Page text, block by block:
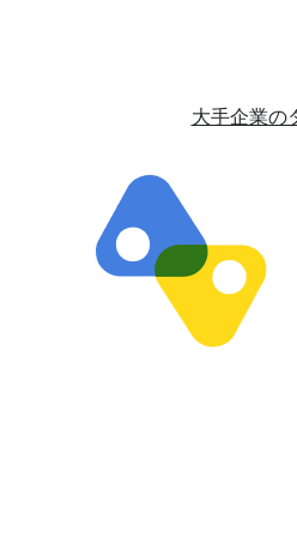
大手企業の